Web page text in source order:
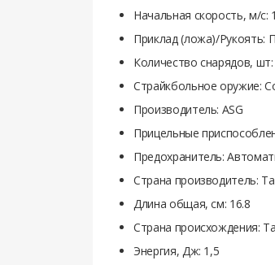
Начальная скорость, м/с:
Приклад (ложа)/Рукоять:
Количество снарядов, шт:
Страйкбольное оружие:
Производитель: ASG
Прицельные
Предохранитель:
Страна производитель:
Длина общая, см: 16.8
Страна происхождения:
Энергия, Дж: 1,5